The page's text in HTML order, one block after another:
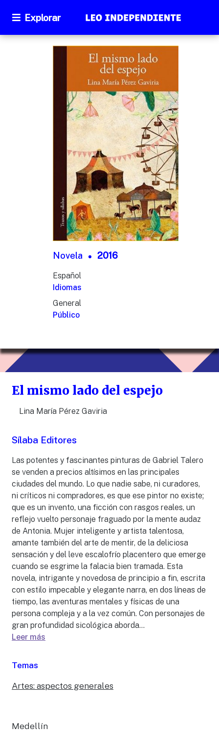
Explorar
Novela 2016
Español
Idiomas
General
Público
El mismo lado del espejo
Lina María Pérez Gaviria
Sílaba Editores
Las potentes y fascinantes pinturas de Gabriel Talero
se venden a precios altísimos en las principales
ciudades del mundo. Lo que nadie sabe, ni curadores,
ni críticos ni compradores, es que ese pintor no existe;
que es un invento, una ficción con rasgos reales, un
reflejo vuelto personaje fraguado por la mente audaz
de Antonia. Mujer inteligente y artista talentosa,
amante también del arte de mentir, de la deliciosa
sensación y del leve escalofrío placentero que emerge
cuando se esgrime la falacia bien tramada. Esta
novela, intrigante y novedosa de principio a fin, escrita
con estilo impecable y elegante narra, en dos líneas de
tiempo, las aventuras mentales y físicas de una
persona compleja y a la vez común. Con personajes de
gran profundidad sicológica aborda...
Leer más
Temas
Artes: aspectos generales
Medellín